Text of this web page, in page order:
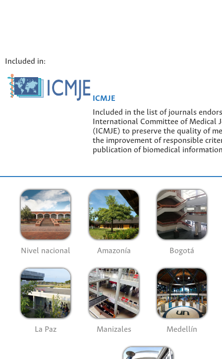
Included in:
ICMJE
Included in the list of journals
International Committee of Medical
(ICMJE) to preserve the quality of
the improvement of responsible
publication of biomedical
Nivel nacional Amazonía Bogotá
La Paz Manizales Medellín